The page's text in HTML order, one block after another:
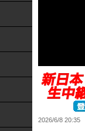
2026/6/8 20:35